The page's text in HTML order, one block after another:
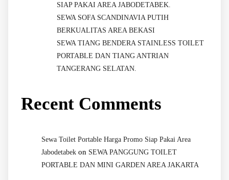
SIAP PAKAI AREA JABODETABEK.
SEWA SOFA SCANDINAVIA PUTIH
BERKUALITAS AREA BEKASI
SEWA TIANG BENDERA STAINLESS TOILET
PORTABLE DAN TIANG ANTRIAN
TANGERANG SELATAN.
Recent Comments
Sewa Toilet Portable Harga Promo Siap Pakai Area
Jabodetabek on SEWA PANGGUNG TOILET
PORTABLE DAN MINI GARDEN AREA JAKARTA